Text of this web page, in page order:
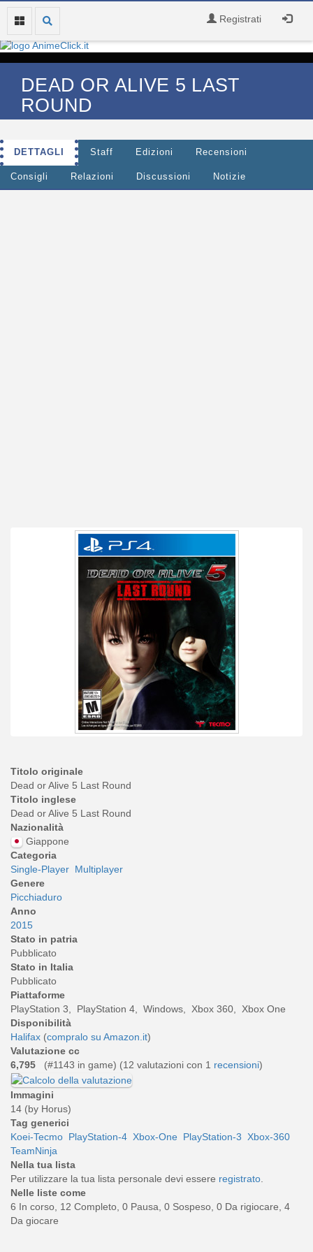
Registrati
DEAD OR ALIVE 5 LAST
ROUND
DETTAGLI Staff Edizioni Recensioni
Consigli Relazioni Discussioni Notizie
Titolo originale
Dead or Alive 5 Last Round
Titolo inglese
Dead or Alive 5 Last Round
Nazionalità
Giappone
Categoria
Single-Player Multiplayer
Genere
Picchiaduro
Anno
2015
Stato in patria
Pubblicato
Stato in Italia
Pubblicato
Piattaforme
PlayStation 3, PlayStation 4, Windows, Xbox 360, Xbox One
Disponibilità
Halifax (compralo su Amazon.it)
Valutazione cc
6,795
(#1143 in game) (12 valutazioni con 1 recensioni)
Immagini
14 (by Horus)
Tag generici
Koei-Tecmo PlayStation-4 Xbox-One PlayStation-3
Xbox-360
TeamNinja
Nella tua lista
Per utilizzare la tua lista personale devi essere registrato
Nelle liste come
6 In corso, 12 Completo, 0 Pausa, 0 Sospeso, 0 Da rigiocare, 4
Da giocare